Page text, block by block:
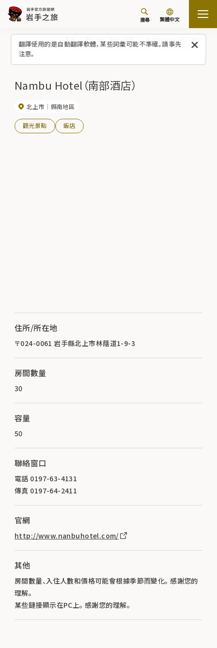
翻譯使用的是自動翻譯軟體，某些詞彙可能不準確。請事先
注意。
搜尋 繁體中文
觀光景點／體驗（清單）
Nambu Hotel（南部酒店）
北上市 縣南地區
觀光景點 飯店
住所/所在地
〒024-0061 岩手縣北上市林蔭道1-9-3
房間數量
30
容量
50
聯絡窗口
電話 0197-63-4131
傳真 0197-64-2411
官網
http://www.nanbuhotel.com/
其他
房間數量、入住人數和價格可能會根據季節而變化。 感謝您的
理解。
某些鏈接顯示在PC上。 感謝您的理解。